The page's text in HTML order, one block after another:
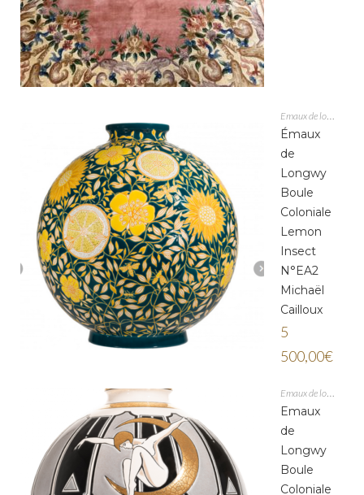
Émaux
de
Longwy
Boule
Coloniale
Lemon
Insect
N°EA2
Michaël
Cailloux
5
500,00€
Emaux
de
Longwy
Boule
Coloniale